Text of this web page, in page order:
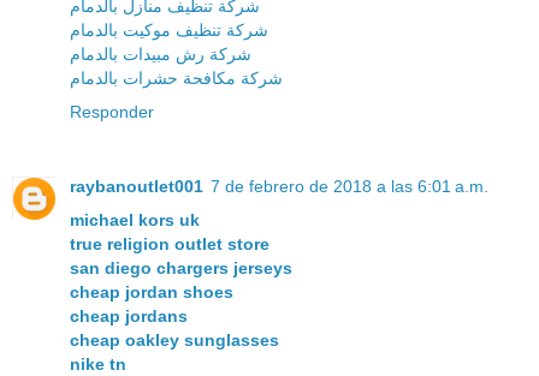
شركة تنظيف منازل بالدمام
شركة تنظيف موكيت بالدمام
شركة رش مبيدات بالدمام
شركة مكافحة حشرات بالدمام
Responder
raybanoutlet001 7 de febrero de 2018 a las 6:01 a.m.
michael kors uk
true religion outlet store
san diego chargers jerseys
cheap jordan shoes
cheap jordans
cheap oakley sunglasses
nike tn